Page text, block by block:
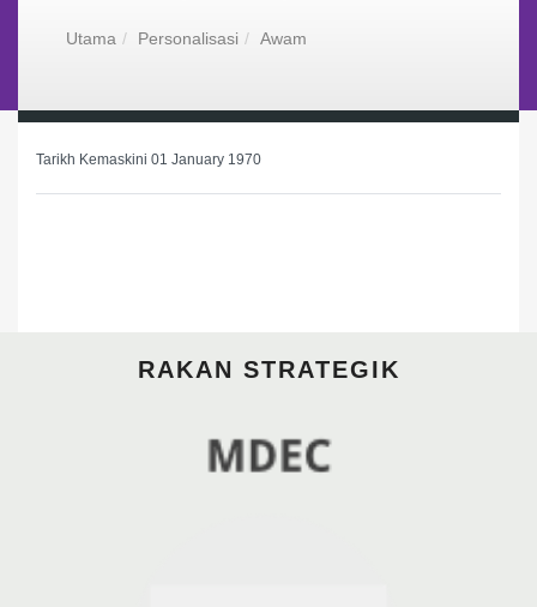
Utama Personalisasi Awam
Tarikh Kemaskini 01 January 1970
RAKAN STRATEGIK